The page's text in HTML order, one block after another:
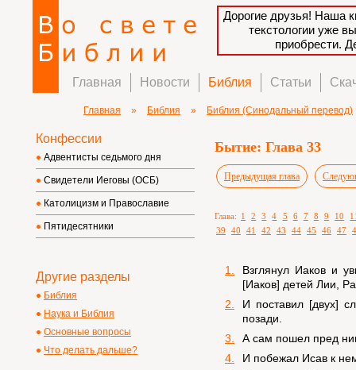
Дорогие друзья! Наша
текстологии уже
приобрести.
Главная Новости Библия Статьи
Главная » Библия » Библия (Синодальный перевод)
Бытие: Глава 33
Предыдущая глава
Глава: 1 2 3 4 5 6 7 8 9 10
39
40 41 42 43 44 45 46 47
1.
Взглянул Иаков и
[Иаков] детей Лии,
2.
И поставил [двух]
позади.
3.
А сам пошел пред
4.
И побежал Исав к
Конфессии
Адвентисты седьмого дня
Свидетели Иеговы (ОСБ)
Католицизм и Православие
Пятидесятники
Другие разделы
Библия
Наука и Библия
Основные вопросы
Что делать дальше?